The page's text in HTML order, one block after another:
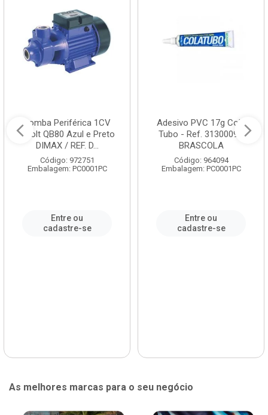
Bomba Periférica 1CV
Bivolt QB80 Azul e Preto
DIMAX / REF. D...
Código: 972751
Embalagem: PC0001PC
Entre ou
cadastre-se
Adesivo PVC 17g Cola
Tubo - Ref. 3130009 -
BRASCOLA
Código: 964094
Embalagem: PC0001PC
Entre ou
cadastre-se
As melhores marcas para o seu negócio